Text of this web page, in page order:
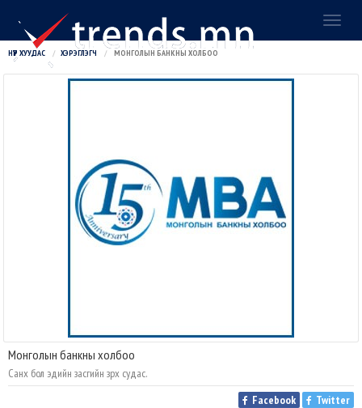
НҮҮР ХУУДАС ХЭРЭГЛЭГЧ МОНГОЛЫН БАНКНЫ ХОЛБОО
Монголын банкны холбоо
Санхүү бол эдийн засгийн зүрх судас.
Facebook
Twitter